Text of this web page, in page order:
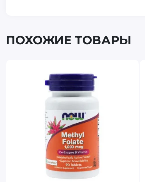
ПОХОЖИЕ ТОВАРЫ